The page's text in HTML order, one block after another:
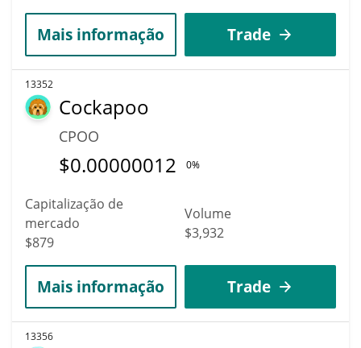
Mais informação Trade
13352
Cockapoo
CPOO
$0.00000012 0%
Capitalização de
mercado
$879
Volume
$3,932
Mais informação Trade
13356